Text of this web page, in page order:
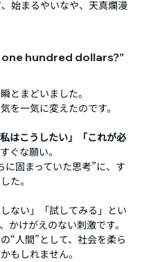
始まるやいなや、天真爛漫
one hundred dollars?”
とまどいました。
を一気に変えたのです。
私はこうしたい」「これが必
ぐな願い。
固まっていた思考”に、す
た。
ない」「試してみる」とい
かけがえのない刺激です。
“人間”として、社会を柔ら
もしれません。